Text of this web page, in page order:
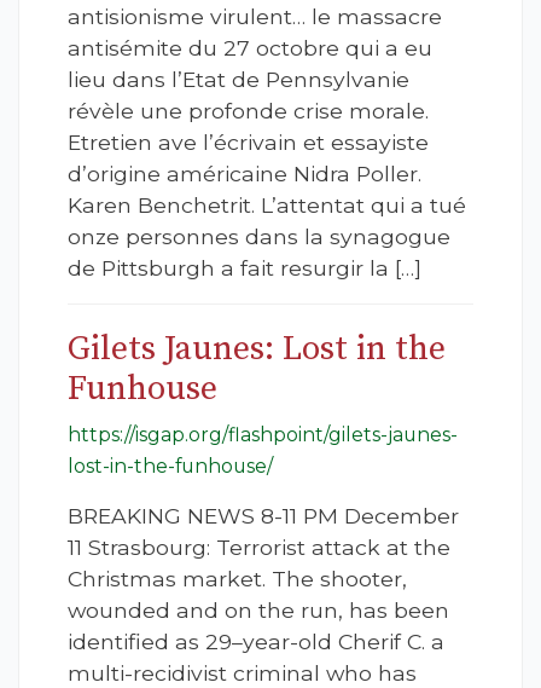
antisionisme virulent… le massacre
antisémite du 27 octobre qui a eu
lieu dans l’Etat de Pennsylvanie
révèle une profonde crise morale.
Etretien ave l’écrivain et essayiste
d’origine américaine Nidra Poller.
Karen Benchetrit. L’attentat qui a tué
onze personnes dans la synagogue
de Pittsburgh a fait resurgir la […]
Gilets Jaunes: Lost in the
Funhouse
https://isgap.org/flashpoint/gilets-jaunes-
lost-in-the-funhouse/
BREAKING NEWS 8-11 PM December
11 Strasbourg: Terrorist attack at the
Christmas market. The shooter,
wounded and on the run, has been
identified as 29–year-old Cherif C. a
multi-recidivist criminal who has